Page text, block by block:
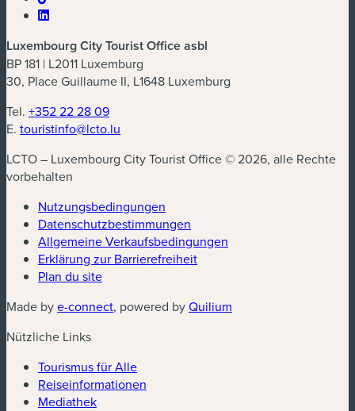
Luxembourg City Tourist Office asbl
BP 181 | L2011 Luxemburg
30, Place Guillaume II, L1648 Luxemburg
Tel. +352 22 28 09
E. touristinfo@lcto.lu
LCTO – Luxembourg City Tourist Office © 2026, alle Rechte
vorbehalten
Nutzungsbedingungen
Datenschutzbestimmungen
Allgemeine Verkaufsbedingungen
Erklärung zur Barrierefreiheit
Plan du site
Made bye-connect(neues Fenster)
, powered byQuilium
Nützliche Links
Tourismus für Alle
Reiseinformationen
Mediathek